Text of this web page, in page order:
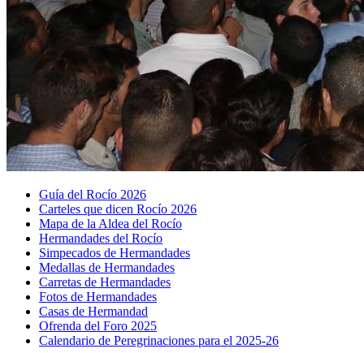
Guía del Rocío 2026
Carteles que dicen Rocío 2026
Mapa de la Aldea del Rocío
Hermandades del Rocío
Simpecados de Hermandades
Medallas de Hermandades
Carretas de Hermandades
Fotos de Hermandades
Casas de Hermandad
Ofrenda del Foro 2025
Calendario de Peregrinaciones para el 2025-26